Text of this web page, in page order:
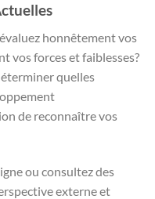
honnêtement vos
vos forces et faiblesses?
quelles
de reconnaître vos
ou consultez des
externe et